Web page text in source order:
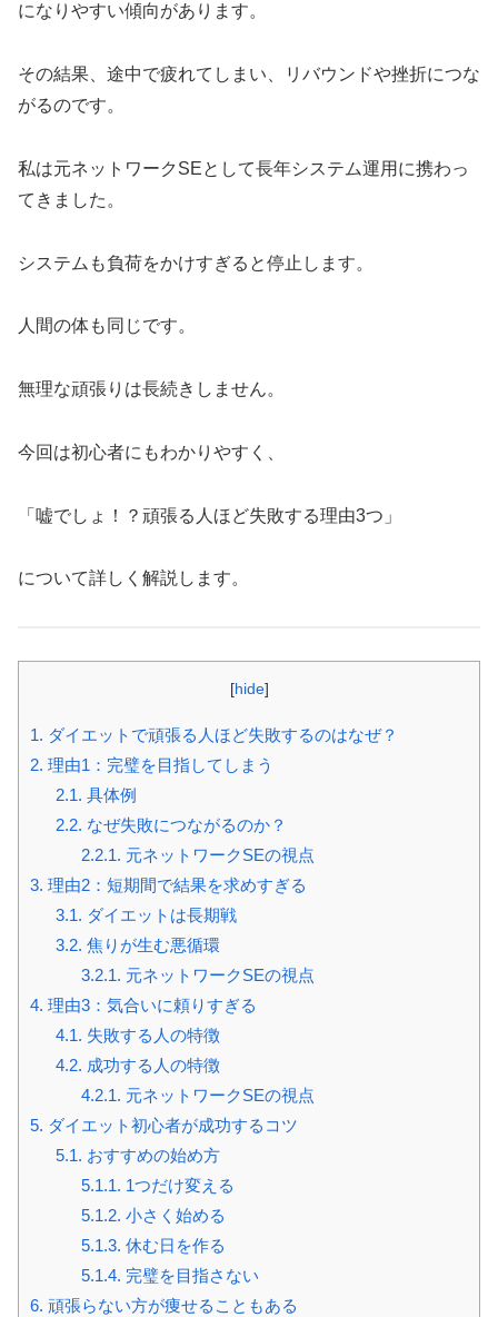
になりやすい傾向があります。
その結果、途中で疲れてしまい、リバウンドや挫折につな
がるのです。
私は元ネットワークSEとして長年システム運用に携わっ
てきました。
システムも負荷をかけすぎると停止します。
人間の体も同じです。
無理な頑張りは長続きしません。
今回は初心者にもわかりやすく、
「嘘でしょ！？頑張る人ほど失敗する理由3つ」
について詳しく解説します。
[hide]
1. ダイエットで頑張る人ほど失敗するのはなぜ？
2. 理由1：完璧を目指してしまう
2.1. 具体例
2.2. なぜ失敗につながるのか？
2.2.1. 元ネットワークSEの視点
3. 理由2：短期間で結果を求めすぎる
3.1. ダイエットは長期戦
3.2. 焦りが生む悪循環
3.2.1. 元ネットワークSEの視点
4. 理由3：気合いに頼りすぎる
4.1. 失敗する人の特徴
4.2. 成功する人の特徴
4.2.1. 元ネットワークSEの視点
5. ダイエット初心者が成功するコツ
5.1. おすすめの始め方
5.1.1. 1つだけ変える
5.1.2. 小さく始める
5.1.3. 休む日を作る
5.1.4. 完璧を目指さない
6. 頑張らない方が痩せることもある